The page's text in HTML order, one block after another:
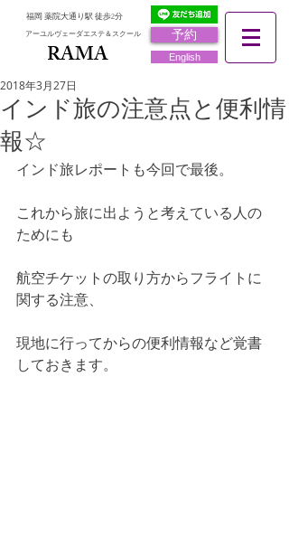
予約
福岡 薬院大通り駅 徒歩2分
アーユルヴェーダエステ＆スクール
RAMA English
インド旅の注意点と便利情
報☆
2018年3月27日
インド旅レポートも今回で最後。
これから旅に出ようと考えている人の
ためにも
航空チケットの取り方からフライトに
関する注意、
現地に行ってからの便利情報など覚書
しておきます。